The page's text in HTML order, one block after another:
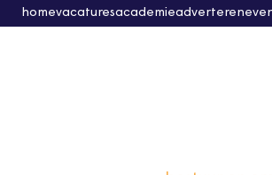
homevacaturesacademieadverteren